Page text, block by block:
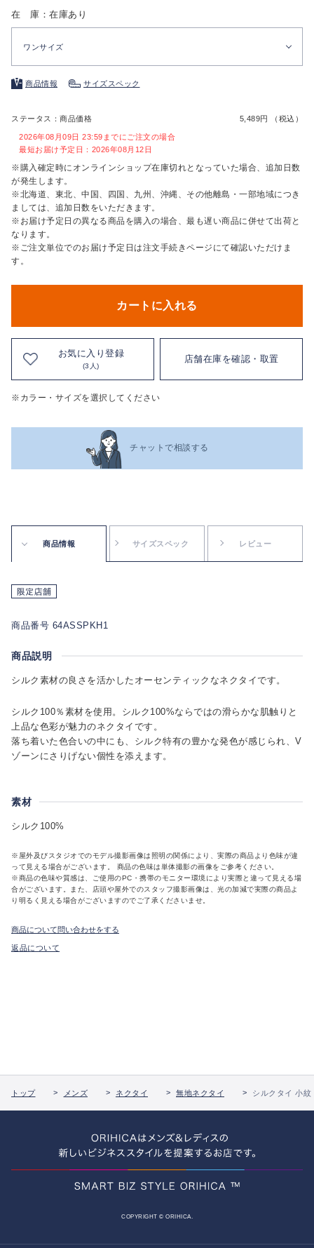
在 庫：在庫あり
ワンサイズ
商品情報 サイズスペック
ステータス：商品価格 5,489円 （税込）
2026年08月09日 23:59までにご注文の場合
最短お届け予定日：2026年08月12日
※購入確定時にオンラインショップ在庫切れとなっていた場合、追加日数
が発生します。
※北海道、東北、中国、四国、九州、沖縄、その他離島・一部地域につき
ましては、追加日数をいただきます。
※お届け予定日の異なる商品を購入の場合、最も遅い商品に併せて出荷と
なります。
※ご注文単位でのお届け予定日は注文手続きページにて確認いただけま
す。
カートに入れる
お気に入り登録
(3人)
店舗在庫を確認・取置
※カラー・サイズを選択してください
チャットで相談する
商品情報 サイズスペック レビュー
商品番号 64ASSPKH1
商品説明
シルク素材の良さを活かしたオーセンティックなネクタイです。
シルク100％素材を使用。シルク100%ならではの滑らかな肌触りと
上品な色彩が魅力のネクタイです。
落ち着いた色合いの中にも、シルク特有の豊かな発色が感じられ、V
ゾーンにさりげない個性を添えます。
素材
シルク100%
※屋外及びスタジオでのモデル撮影画像は照明の関係により、実際の商品より色味が違
って見える場合がございます。 商品の色味は単体撮影の画像をご参考ください。
※商品の色味や質感は、ご使用のPC・携帯のモニター環境により実際と違って見える場
合がございます。また、店頭や屋外でのスタッフ撮影画像は、光の加減で実際の商品よ
り明るく見える場合がございますのでご了承くださいませ。
商品について問い合わせをする
返品について
トップ メンズ ネクタイ 無地ネクタイ シルクタイ 小紋
COPYRIGHT © ORIHICA.